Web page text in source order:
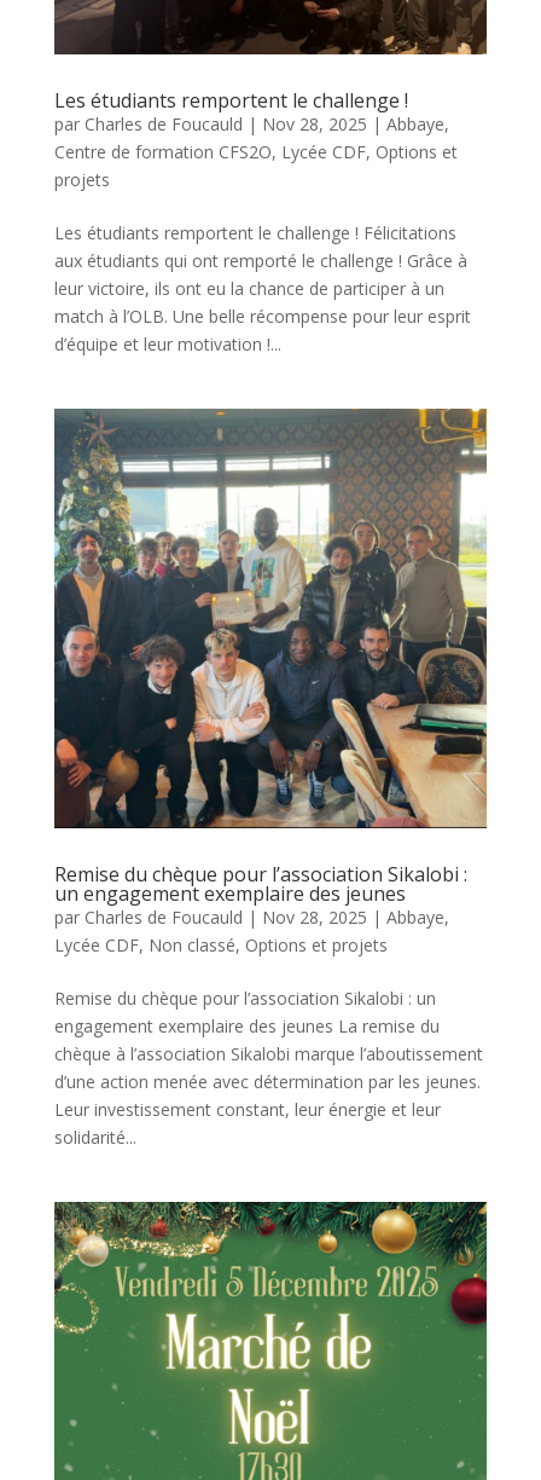
Les étudiants remportent le challenge !
par Charles de Foucauld | Nov 28, 2025 | Abbaye,
Centre de formation CFS2O, Lycée CDF, Options et
projets
Les étudiants remportent le challenge ! Félicitations
aux étudiants qui ont remporté le challenge ! Grâce à
leur victoire, ils ont eu la chance de participer à un
match à l’OLB. Une belle récompense pour leur esprit
d’équipe et leur motivation !...
Remise du chèque pour l’association Sikalobi :
un engagement exemplaire des jeunes
par Charles de Foucauld | Nov 28, 2025 | Abbaye,
Lycée CDF, Non classé, Options et projets
Remise du chèque pour l’association Sikalobi : un
engagement exemplaire des jeunes La remise du
chèque à l’association Sikalobi marque l’aboutissement
d’une action menée avec détermination par les jeunes.
Leur investissement constant, leur énergie et leur
solidarité...